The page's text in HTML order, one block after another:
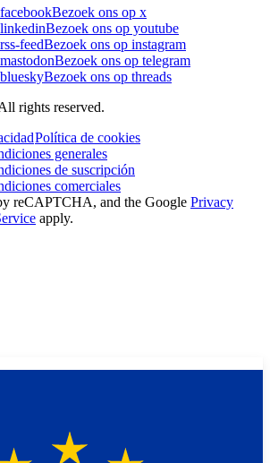
Bezoek ons op x
Bezoek ons op youtube
feedBezoek ons op instagram
Bezoek ons op telegram
Bezoek ons op threads
rights reserved.
Política de cookies
generales
de suscripción
comerciales
reCAPTCHA, and the Google Privacy
apply.